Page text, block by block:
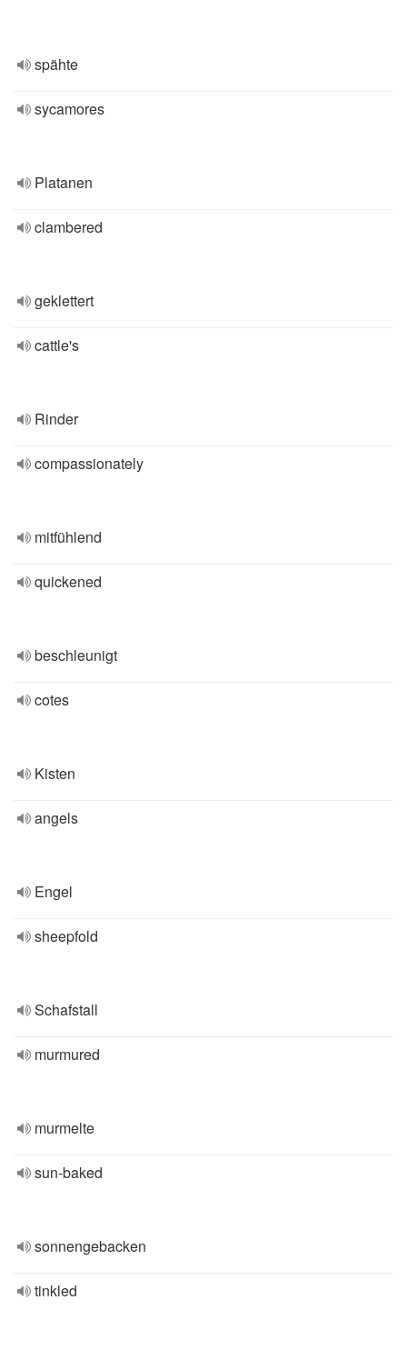
spähte
sycamores
Platanen
clambered
geklettert
cattle's
Rinder
compassionately
mitfühlend
quickened
beschleunigt
cotes
Kisten
angels
Engel
sheepfold
Schafstall
murmured
murmelte
sun-baked
sonnengebacken
tinkled